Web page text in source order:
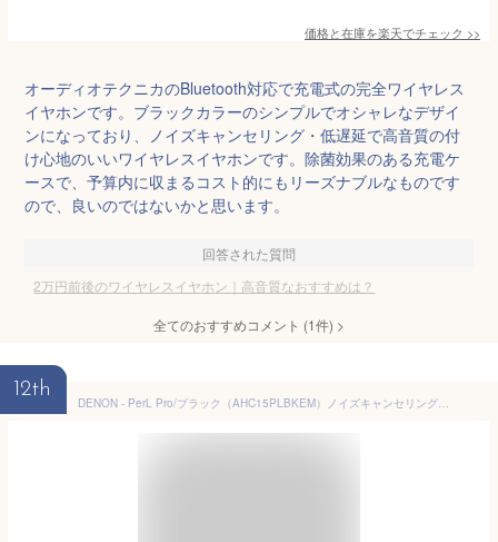
価格と在庫を楽天でチェック >>
オーディオテクニカのBluetooth対応で充電式の完全ワイヤレス
イヤホンです。ブラックカラーのシンプルでオシャレなデザイ
ンになっており、ノイズキャンセリング・低遅延で高音質の付
け心地のいいワイヤレスイヤホンです。除菌効果のある充電ケ
ースで、予算内に収まるコスト的にもリーズナブルなものです
ので、良いのではないかと思います。
回答された質問
2万円前後のワイヤレスイヤホン｜高音質なおすすめは？
全てのおすすめコメント (1件) >
12th
DENON - PerL Pro/ブラック（AHC15PLBKEM）ノイズキャンセリング・完全ワイヤレスイヤホン【在庫有り即納】